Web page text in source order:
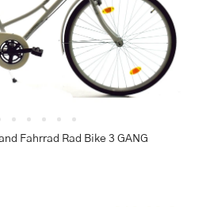
Fahrrad Rad Bike 3 GANG